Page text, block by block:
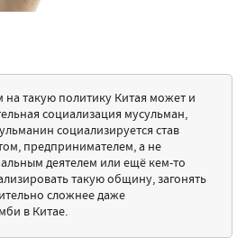
такую политику Китая может и
социализация мусульман,
социализируется став
предпринимателем, а не
деятелем или ещё кем-то
такую общину, загонять
сложнее даже
в Китае.